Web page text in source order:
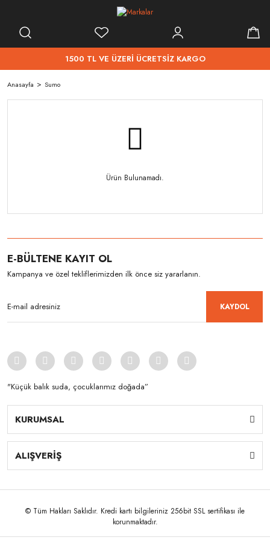
1500 TL VE ÜZERİ ÜCRETSİZ KARGO
Anasayfa Sumo
Ürün Bulunamadı.
E-BÜLTENE KAYIT OL
Kampanya ve özel tekliflerimizden ilk önce siz yararlanın.
KAYDOL
"Küçük balık suda, çocuklarımız doğada”
KURUMSAL
ALIŞVERİŞ
© Tüm Hakları Saklıdır. Kredi kartı bilgileriniz 256bit SSL sertifikası ile
korunmaktadır.